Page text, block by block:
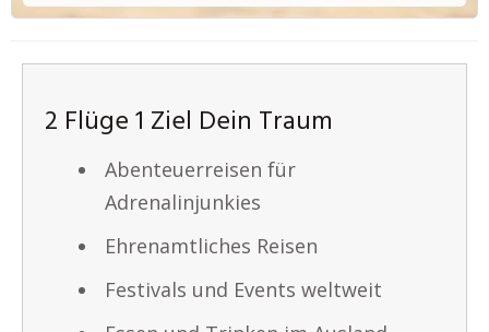
2 Flüge 1 Ziel Dein Traum
Abenteuerreisen für
Adrenalinjunkies
Ehrenamtliches Reisen
Festivals und Events weltweit